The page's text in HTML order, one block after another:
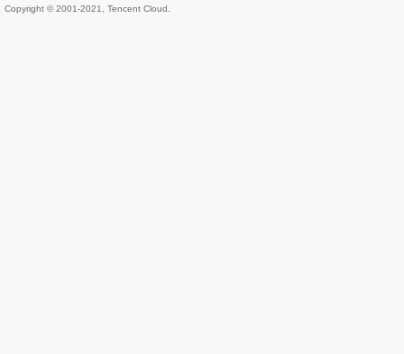
Copyright © 2001-2021, Tencent Cloud.